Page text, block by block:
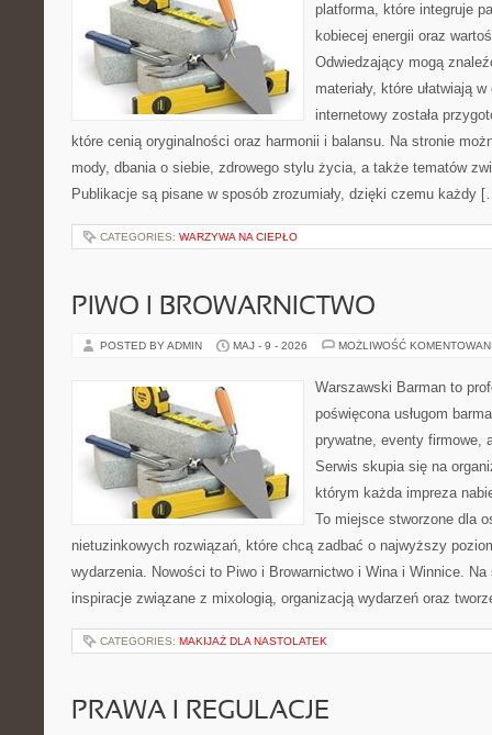
platforma, które integruje
kobiecej energii oraz
Odwiedzający mogą
materiały, które ułatwiają
internetowy została
które cenią oryginalności oraz harmonii i balansu. Na stronie
mody, dbania o siebie, zdrowego stylu życia, a także tematów
Publikacje są pisane w sposób zrozumiały, dzięki czemu każdy
CATEGORIES: WARZYWA NA CIEPŁO
PIWO I BROWARNICTWO
POSTED BY ADMIN MAJ - 9 - 2026 MOŻLIWOŚĆ
Warszawski Barman to
poświęcona usługom
prywatne, eventy firmowe,
Serwis skupia się na
którym każda impreza
To miejsce stworzone dla
nietuzinkowych rozwiązań, które chcą zadbać o najwyższy
wydarzenia. Nowości to Piwo i Browarnictwo i Wina i Winnice.
inspiracje związane z mixologią, organizacją wydarzeń oraz
CATEGORIES: MAKIJAŻ DLA NASTOLATEK
PRAWA I REGULACJE